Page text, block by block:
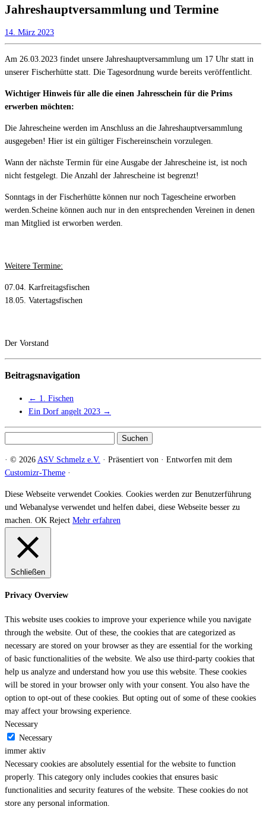
Jahreshauptversammlung und Termine
14. März 2023
Am 26.03.2023 findet unsere Jahreshauptversammlung um 17 Uhr statt in
unserer Fischerhütte statt. Die Tagesordnung wurde bereits veröffentlicht.
Wichtiger Hinweis für alle die einen Jahresschein für die Prims
erwerben möchten:
Die Jahrescheine werden im Anschluss an die Jahreshauptversammlung
ausgegeben! Hier ist ein gültiger Fischereinschein vorzulegen.
Wann der nächste Termin für eine Ausgabe der Jahrescheine ist, ist noch
nicht festgelegt. Die Anzahl der Jahrescheine ist begrenzt!
Sonntags in der Fischerhütte können nur noch Tagescheine erworben
werden.Scheine können auch nur in den entsprechenden Vereinen in denen
man Mitglied ist erworben werden.
Weitere Termine:
07.04. Karfreitagsfischen
18.05. Vatertagsfischen
Der Vorstand
Beitragsnavigation
← 1. Fischen
Ein Dorf angelt 2023 →
· © 2026 ASV Schmelz e.V. · Präsentiert von · Entworfen mit dem
Customizr-Theme ·
Diese Webseite verwendet Cookies. Cookies werden zur Benutzerführung
und Webanalyse verwendet und helfen dabei, diese Webseite besser zu
machen. OK Reject Mehr erfahren
Schließen
Privacy Overview
This website uses cookies to improve your experience while you navigate
through the website. Out of these, the cookies that are categorized as
necessary are stored on your browser as they are essential for the working
of basic functionalities of the website. We also use third-party cookies that
help us analyze and understand how you use this website. These cookies
will be stored in your browser only with your consent. You also have the
option to opt-out of these cookies. But opting out of some of these cookies
may affect your browsing experience.
Necessary
Necessary
immer aktiv
Necessary cookies are absolutely essential for the website to function
properly. This category only includes cookies that ensures basic
functionalities and security features of the website. These cookies do not
store any personal information.